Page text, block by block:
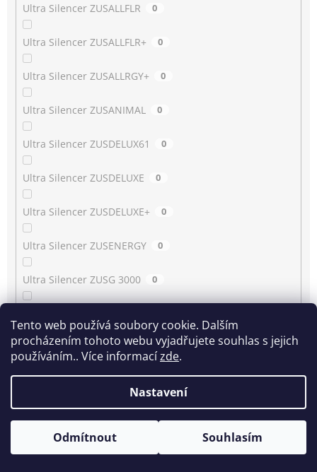
Tento web používá soubory cookie. Dalším
procházením tohoto webu vyjadřujete souhlas s jejich
používáním.. Více informacízde.
Nastavení
Odmítnout Souhlasím
Ultra Silencer ZUSALLFLR 0
Ultra Silencer ZUSALLFLR+ 0
Ultra Silencer ZUSALLRGY+ 0
Ultra Silencer ZUSANIMAL 0
Ultra Silencer ZUSDELUX61 0
Ultra Silencer ZUSDELUXE 0
Ultra Silencer ZUSDELUXE+ 0
Ultra Silencer ZUSENERGY 0
Ultra Silencer ZUSG 3000 0
Ultra Silencer ZUSG 4061 0
Ultra Silencer ZUSGREEN 0